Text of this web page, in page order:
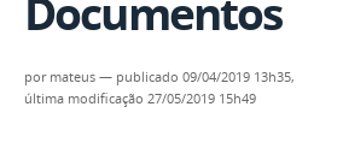
Documentos
por mateus — publicado 09/04/2019 13h35,
última modificação 27/05/2019 15h49